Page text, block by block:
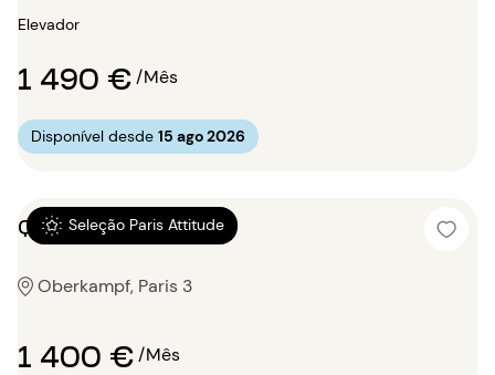
Elevador
1 490 €/Mês
Disponível desde 15 ago 2026
Seleção Paris Attitude
Quitinete 27m²
Oberkampf, Paris 3
1 400 €/Mês